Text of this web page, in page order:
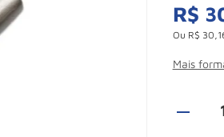
R$
Ou R$ 30
Mais